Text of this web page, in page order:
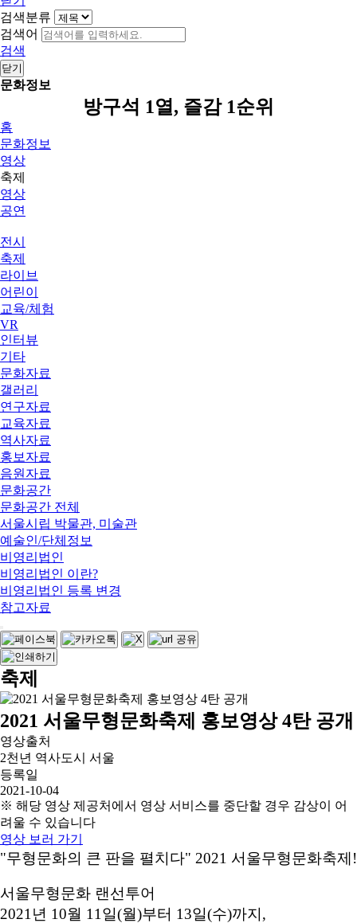
검색분류
검색어
검색
닫기
문화정보
방구석 1열, 즐감 1순위
홈
문화정보
영상
축제
영상
공연
전시
축제
라이브
어린이
교육/체험
VR
인터뷰
기타
문화자료
갤러리
연구자료
교육자료
역사자료
홍보자료
음원자료
문화공간
문화공간 전체
서울시립 박물관, 미술관
예술인/단체정보
비영리법인
비영리법인 이란?
비영리법인 등록 변경
참고자료
축제
2021 서울무형문화축제 홍보영상 4탄 공개
영상출처
2천년 역사도시 서울
등록일
2021-10-04
※ 해당 영상 제공처에서 영상 서비스를 중단할 경우 감상이 어
려울 수 있습니다
영상 보러 가기
"무형문화의 큰 판을 펼치다" 2021 서울무형문화축제!
서울무형문화 랜선투어
2021년 10월 11일(월)부터 13일(수)까지,